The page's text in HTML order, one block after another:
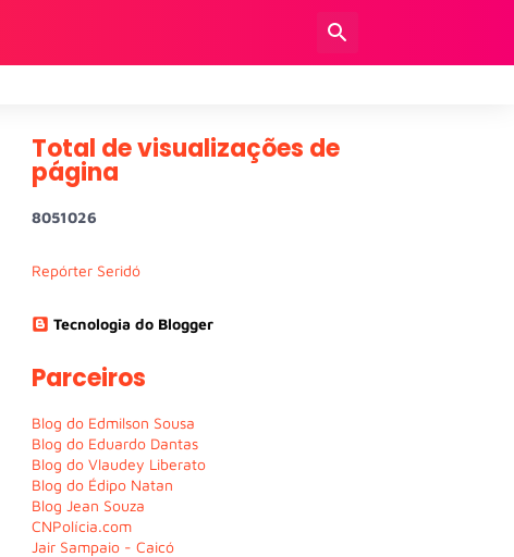
Total de visualizações de
página
8051026
Repórter Seridó
Tecnologia do Blogger
Parceiros
Blog do Edmilson Sousa
Blog do Eduardo Dantas
Blog do Vlaudey Liberato
Blog do Édipo Natan
Blog Jean Souza
CNPolícia.com
Jair Sampaio - Caicó